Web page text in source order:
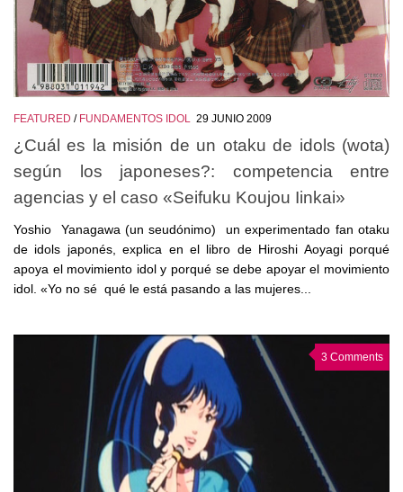
FEATURED / FUNDAMENTOS IDOL 29 JUNIO 2009
¿Cuál es la misión de un otaku de idols (wota)
según los japoneses?: competencia entre
agencias y el caso «Seifuku Koujou Iinkai»
Yoshio Yanagawa (un seudónimo) un experimentado fan otaku
de idols japonés, explica en el libro de Hiroshi Aoyagi porqué
apoya el movimiento idol y porqué se debe apoyar el movimiento
idol. «Yo no sé qué le está pasando a las mujeres...
3 Comments